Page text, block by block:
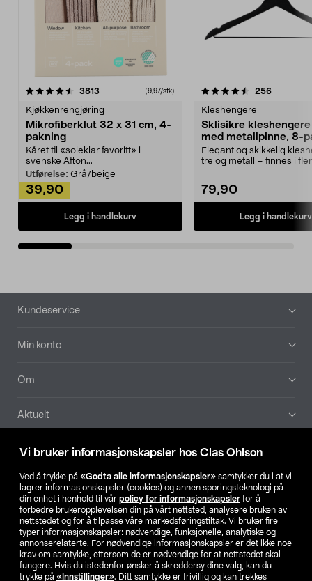
Vi bruker informasjonskapsler hos Clas Ohlson
Ved å trykke på «Godta alle informasjonskapsler» samtykker du i at vi
lagrer informasjonskapsler (cookies) og annen sporingsteknologi på
din enhet i henhold til vår policy for informasjonskapsler for å
forbedre brukeropplevelsen din på vårt nettsted, analysere bruken av
nettstedet og for å tilpasse våre markedsføringstiltak. Vi bruker fire
typer informasjonskapsler: nødvendige, funksjonelle, analytiske og
annonserelaterte. For nødvendige informasjonskapsler er det ikke noe
krav om samtykke, ettersom de er nødvendige for at nettstedet skal
fungere. Hvis du istedenfor ønsker å skreddersy dine valg, kan du
trykke på «Innstillinger». Ditt samtykke er frivillig og kan trekkes
3813 anmeldelser(9,97/stk)
Kjøkkenrengjøring
Mikrofiberklut 32 x 31 cm, 4-
pakning
Kåret til «soleklar favoritt» i
svenske Afton...
Utførelse: Grå/beige
39,90
Legg i handlekurv
4.5av 5 stjerner 256
Kleshengere
Sklisikre
med metallpinne, 8-
Elegant og skikkelig
tre og metall – finnes i
79,90
Legg i handlekurv
4.5av 5 stjerner
Bunntekst
Kundeservice
Min konto
Om
Aktuelt
Våre selskaper
Finn din butikk
SE NO FI